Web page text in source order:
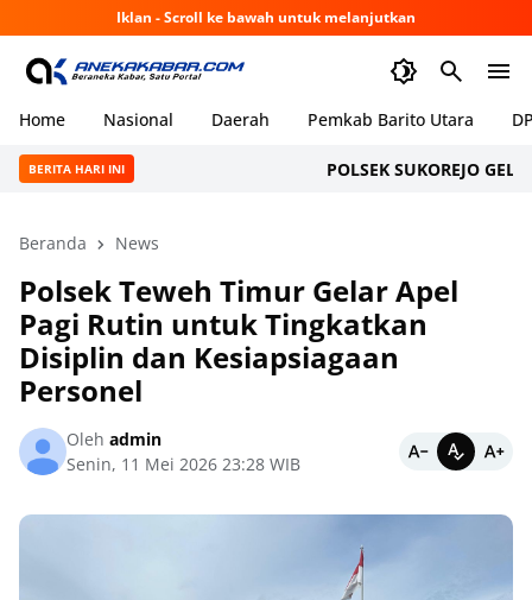
Iklan - Scroll ke bawah untuk melanjutkan
Home Nasional Daerah Pemkab Barito Utara
BERITA HARI INI POLSEK SUKOREJO GELAR
Beranda News
Polsek Teweh Timur Gelar Apel
Pagi Rutin untuk Tingkatkan
Disiplin dan Kesiapsiagaan
Personel
Oleh admin
Senin, 11 Mei 2026 23:28 WIB